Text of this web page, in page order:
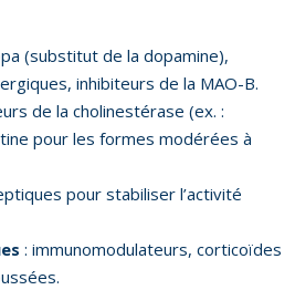
(substitut de la dopamine),
inhibiteurs de la MAO-B.
de la cholinestérase (ex. :
pour les formes modérées à
pour stabiliser l’activité
: immunomodulateurs, corticoïdes